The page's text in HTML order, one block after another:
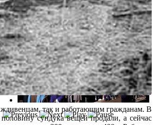
так и работающим гражданам. В
сундука вещей продали, а сейчас